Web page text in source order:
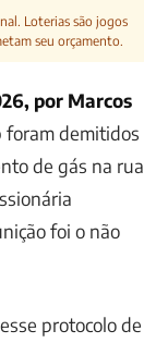
Loterias são jogos
seu orçamento.
por Marcos
foram demitidos
de gás na rua
foi o não
protocolo de